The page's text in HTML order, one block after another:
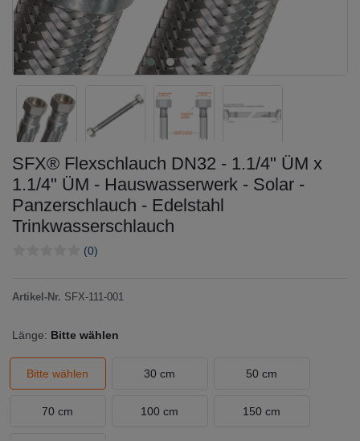
SFX® Flexschlauch DN32 - 1.1/4" ÜM x
1.1/4" ÜM - Hauswasserwerk - Solar -
Panzerschlauch - Edelstahl
Trinkwasserschlauch
(0)
Artikel-Nr. SFX-111-001
Länge: Bitte wählen
Bitte wählen 30 cm 50 cm
70 cm 100 cm 150 cm